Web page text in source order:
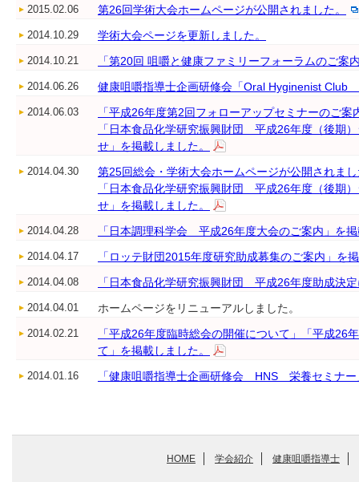
2015.02.06 第26回学術大会ホームページが公開されました。
2014.10.29 学術大会ページを更新しました。
2014.10.21 「第20回 咀嚼と健康ファミリーフォーラムのご案
2014.06.26 健康咀嚼指導士企画研修会「Oral Hyginenist Club
2014.06.03
「平成26年度第2回フォローアップセミナーのご案
「日本食品化学研究振興財団 平成26年度（後期
せ」を掲載しました。
2014.04.30
第25回総会・学術大会ホームページが公開されま
「日本食品化学研究振興財団 平成26年度（後期
せ」を掲載しました。
2014.04.28 「日本調理科学会 平成26年度大会のご案内」を
2014.04.17 「ロッテ財団2015年度研究助成募集のご案内」を
2014.04.08 「日本食品化学研究振興財団 平成26年度助成決
2014.04.01 ホームページをリニューアルしました。
2014.02.21
「平成26年度臨時総会の開催について」「平成26
て」を掲載しました。
2014.01.16 「健康咀嚼指導士企画研修会 HNS 栄養セミナー
HOME 学会紹介 健康咀嚼指導士